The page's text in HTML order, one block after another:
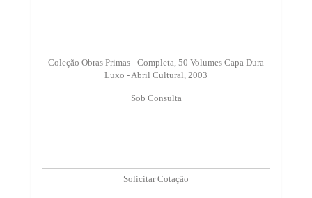
Coleção Obras Primas - Completa, 50 Volumes Capa Dura
Luxo - Abril Cultural, 2003
Sob Consulta